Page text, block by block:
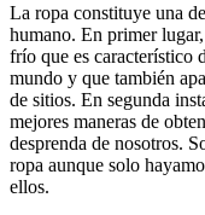
La ropa constituye una
humano. En primer
frío que es característico
mundo y que también
de sitios. En segunda
mejores maneras de
desprenda de nosotros.
ropa aunque solo
ellos.